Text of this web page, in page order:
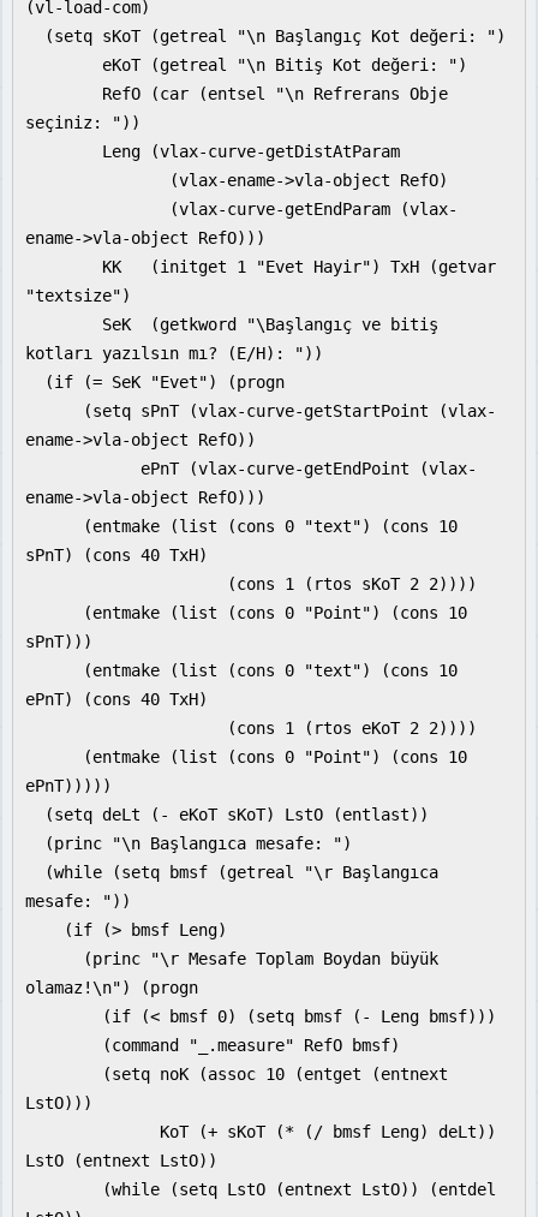
(vl-load-com)
(setq sKoT (getreal "\n Başlangıç Kot değeri: ")
eKoT (getreal "\n Bitiş Kot değeri: ")
RefO (car (entsel "\n Refrerans Obje
seçiniz: "))
Leng (vlax-curve-getDistAtParam
(vlax-ename->vla-object RefO)
(vlax-curve-getEndParam (vlax-
ename->vla-object RefO)))
KK (initget 1 "Evet Hayir") TxH (getvar
"textsize")
SeK (getkword "\Başlangıç ve bitiş
kotları yazılsın mı? (E/H): "))
(if (= SeK "Evet") (progn
(setq sPnT (vlax-curve-getStartPoint (vlax-
ename->vla-object RefO))
ePnT (vlax-curve-getEndPoint (vlax-
ename->vla-object RefO)))
(entmake (list (cons 0 "text") (cons 10
sPnT) (cons 40 TxH)
(cons 1 (rtos sKoT 2 2))))
(entmake (list (cons 0 "Point") (cons 10
sPnT)))
(entmake (list (cons 0 "text") (cons 10
ePnT) (cons 40 TxH)
(cons 1 (rtos eKoT 2 2))))
(entmake (list (cons 0 "Point") (cons 10
ePnT)))))
(setq deLt (- eKoT sKoT) LstO (entlast))
(princ "\n Başlangıca mesafe: ")
(while (setq bmsf (getreal "\r Başlangıca
mesafe: "))
(if (> bmsf Leng)
(princ "\r Mesafe Toplam Boydan büyük
olamaz!\n") (progn
(if (< bmsf 0) (setq bmsf (- Leng bmsf)))
(command "_.measure" RefO bmsf)
(setq noK (assoc 10 (entget (entnext
LstO)))
KoT (+ sKoT (* (/ bmsf Leng) deLt))
LstO (entnext LstO))
(while (setq LstO (entnext LstO)) (entdel